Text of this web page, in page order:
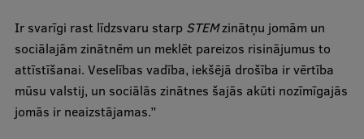
Starptautiskā sadarbība
Mobilitātes programmas
Starptautiskie projekti
Ir svarīgi rast līdzsvaru starp STEMzinātņu jomām un
sociālajām zinātnēm un meklēt pareizos risinājumus to
attīstīšanai. Veselības vadība, iekšējā drošība ir vērtība
mūsu valstij, un sociālās zinātnes šajās akūti nozīmīgajās
jomās ir neaizstājamas.”